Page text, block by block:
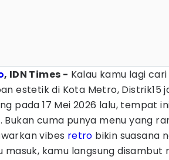
, IDN Times - Kalau kamu lagi cari
estetik di Kota Metro, Distrik15
pada 17 Mei 2026 lalu, tempat
Bukan cuma punya menu yang
vibes retro bikin suasana
masuk, kamu langsung